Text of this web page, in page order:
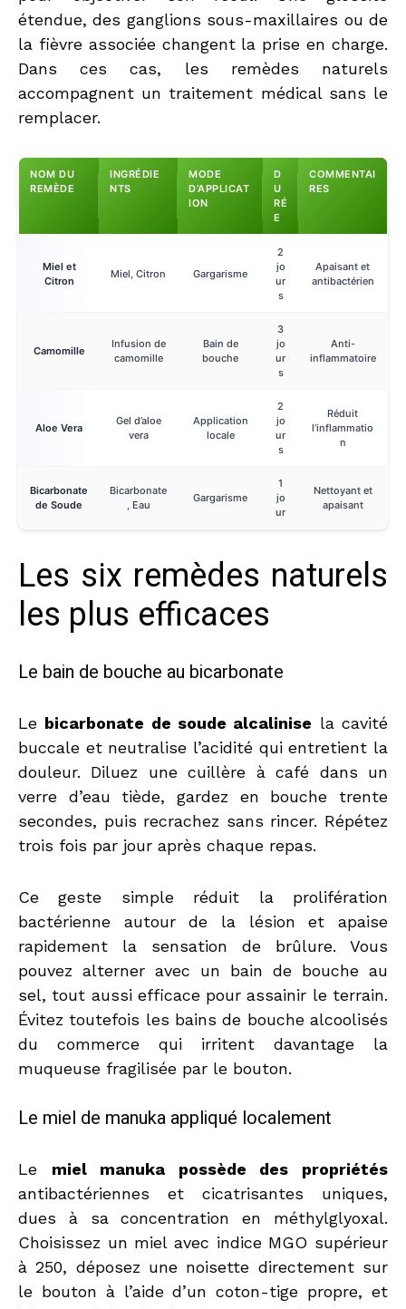
étendue, des ganglions sous-maxillaires ou de
la fièvre associée changent la prise en charge.
Dans ces cas, les remèdes naturels
accompagnent un traitement médical sans le
remplacer.
NOM DU
REMÈDE
INGRÉDIE
NTS
MODE
D’APPLICAT
ION
D
U
RÉ
E
COMMENTAI
RES
Miel et
Citron
Miel, Citron Gargarisme
2
jo
ur
s
Apaisant et
antibactérien
Camomille
Infusion de
camomille
Bain de
bouche
3
jo
ur
s
Anti-
inflammatoire
Aloe Vera
Gel d’aloe
vera
Application
locale
2
jo
ur
s
Réduit
l’inflammatio
n
Bicarbonate
de Soude
Bicarbonate
, Eau
Gargarisme
1
jo
ur
Nettoyant et
apaisant
Les six remèdes naturels
les plus efficaces
Le bain de bouche au bicarbonate
Le bicarbonate de soude alcalinise la cavité
buccale et neutralise l’acidité qui entretient la
douleur. Diluez une cuillère à café dans un
verre d’eau tiède, gardez en bouche trente
secondes, puis recrachez sans rincer. Répétez
trois fois par jour après chaque repas.
Ce geste simple réduit la prolifération
bactérienne autour de la lésion et apaise
rapidement la sensation de brûlure. Vous
pouvez alterner avec un bain de bouche au
sel, tout aussi efficace pour assainir le terrain.
Évitez toutefois les bains de bouche alcoolisés
du commerce qui irritent davantage la
muqueuse fragilisée par le bouton.
Le miel de manuka appliqué localement
Le miel manuka possède des propriétés
antibactériennes et cicatrisantes uniques,
dues à sa concentration en méthylglyoxal.
Choisissez un miel avec indice MGO supérieur
à 250, déposez une noisette directement sur
le bouton à l’aide d’un coton-tige propre, et